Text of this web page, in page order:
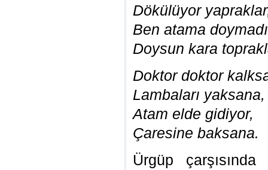
Dökülüyor
Ben atama
Doysun kara
Doktor doktor
Lambaları yaksana,
Atam elde gidiyor,
Çaresine baksana.
Ürgüp